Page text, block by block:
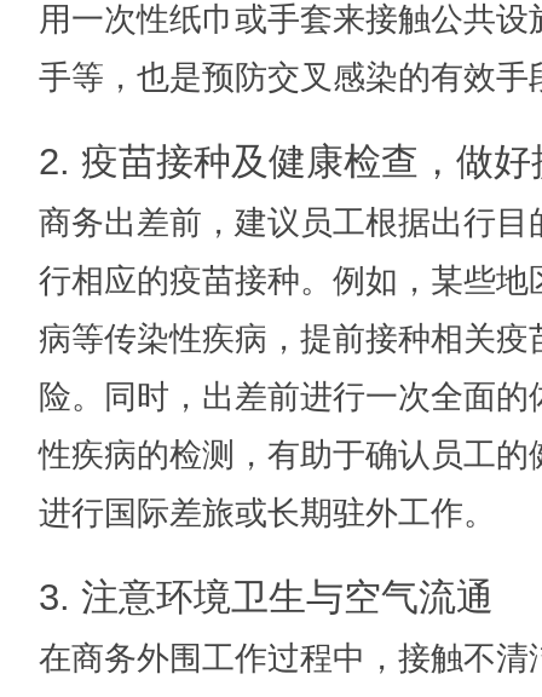
用一次性纸巾或手套来接触公共
手等，也是预防交叉感染的有效手
2. 疫苗接种及健康检查，做
商务出差前，建议员工根据出行
行相应的疫苗接种。例如，某些
病等传染性疾病，提前接种相关
险。同时，出差前进行一次全面
性疾病的检测，有助于确认员工
进行国际差旅或长期驻外工作。
3. 注意环境卫生与空气流通
在商务外围工作过程中，接触不